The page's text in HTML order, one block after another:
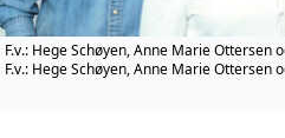
F.v.: Hege Schøyen, Anne Marie Ottersen
F.v.: Hege Schøyen, Anne Marie Ottersen